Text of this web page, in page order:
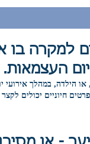
למקרה בו
העצמאות.
הילדה, במהלך אירועי
חיוניים יכולים